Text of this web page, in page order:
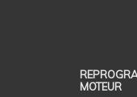
MOTEUR